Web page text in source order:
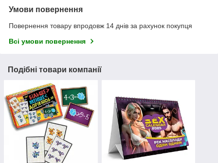
Умови повернення
Повернення товару впродовж 14 днів за рахунок покупця
Всі умови повернення
Подібні товари компанії